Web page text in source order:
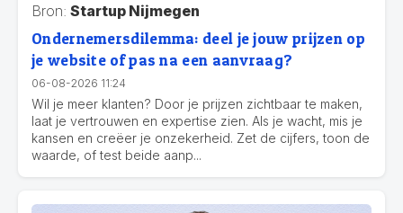
Bron: Startup Nijmegen
Ondernemersdilemma: deel je jouw prijzen op
je website of pas na een aanvraag?
06-08-2026 11:24
Wil je meer klanten? Door je prijzen zichtbaar te maken,
laat je vertrouwen en expertise zien. Als je wacht, mis je
kansen en creëer je onzekerheid. Zet de cijfers, toon de
waarde, of test beide aanp...